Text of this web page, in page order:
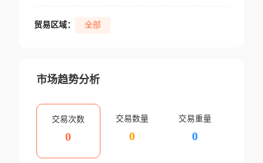
贸易区域： 全部
市场趋势分析
交易次数
0
交易数量
0
交易重量
0